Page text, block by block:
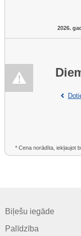
2026.
* Cena norādīta, iekļaujot
Biļešu iegāde
Palīdzība